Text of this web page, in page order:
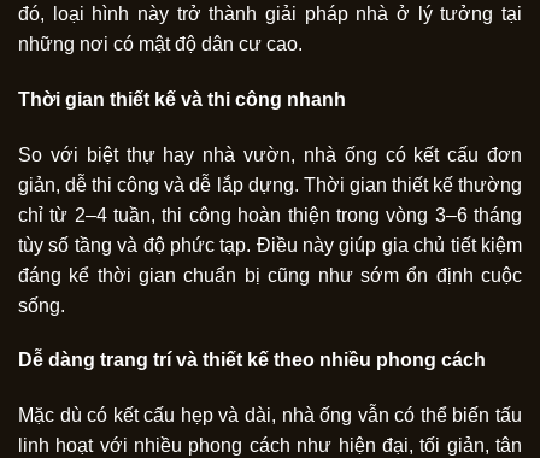
đó, loại hình này trở thành giải pháp nhà ở lý tưởng tại
những nơi có mật độ dân cư cao.
Thời gian thiết kế và thi công nhanh
So với biệt thự hay nhà vườn, nhà ống có kết cấu đơn
giản, dễ thi công và dễ lắp dựng. Thời gian thiết kế thường
chỉ từ 2–4 tuần, thi công hoàn thiện trong vòng 3–6 tháng
tùy số tầng và độ phức tạp. Điều này giúp gia chủ tiết kiệm
đáng kể thời gian chuẩn bị cũng như sớm ổn định cuộc
sống.
Dễ dàng trang trí và thiết kế theo nhiều phong cách
Mặc dù có kết cấu hẹp và dài, nhà ống vẫn có thể biến tấu
linh hoạt với nhiều phong cách như hiện đại, tối giản, tân